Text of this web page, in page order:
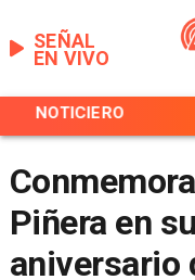
EN VIVO
SEÑAL
NOTICIERO
Piñera en
aniversario